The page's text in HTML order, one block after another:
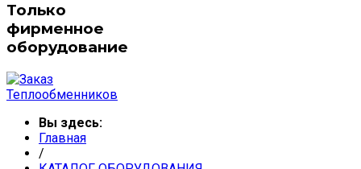
Только
фирменное
оборудование
Вы здесь:
Главная
/